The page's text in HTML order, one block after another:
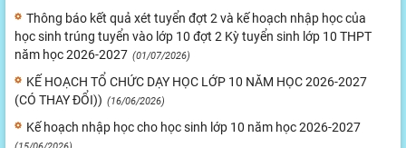
Thông báo kết quả xét tuyển đợt 2 và kế hoạch nhập học của
học sinh trúng tuyển vào lớp 10 đợt 2 Kỳ tuyển sinh lớp 10 THPT
năm học 2026-2027 (01/07/2026)
KẾ HOẠCH TỔ CHỨC DẠY HỌC LỚP 10 NĂM HỌC 2026-2027
(CÓ THAY ĐỔI)) (16/06/2026)
Kế hoạch nhập học cho học sinh lớp 10 năm học 2026-2027